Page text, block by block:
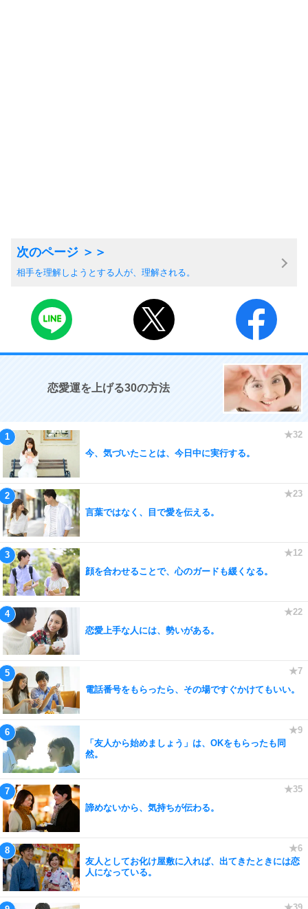
相手を理解しようとする人が、理解される。
恋愛運を上げる30の方法
今、気づいたことは、今日中に実行する。
言葉ではなく、目で愛を伝える。
顔を合わせることで、心のガードも緩くなる。
恋愛上手な人には、勢いがある。
電話番号をもらったら、その場ですぐかけてもいい。
「友人から始めましょう」は、OKをもらったも同
然。
諦めないから、気持ちが伝わる。
友人としてお化け屋敷に入れば、出てきたときには恋
人になっている。